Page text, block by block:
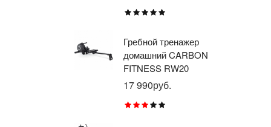
Гребной тренажер
домашний CARBON
FITNESS RW20
17 990руб.